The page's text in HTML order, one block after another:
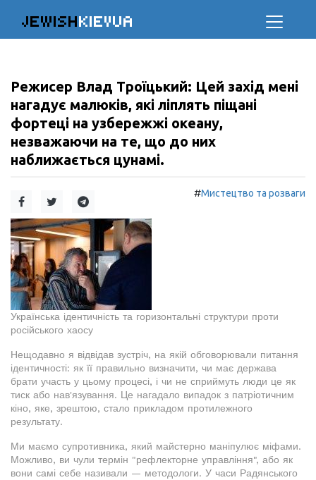
JEWISHKIEVUA
Режисер Влад Троїцький: Цей захід мені
нагадує малюків, які ліплять піщані
фортеці на узбережжі океану,
незважаючи на те, що до них
наближається цунамі.
#Мистецтво та розваги
Українська ідентичність та горизонтальні структури проти
російського хаосу
Нещодавно я відвідав зустріч, на якій обговорювали питання
ідентичності: як її правильно визначити, чи має держава
брати участь у цьому процесі, і чи не сприймуть люди це як
тиск або нав'язування. Це нагадало випадок з патріотичним
кіно, яке, зрештою, стало прикладом протилежного
результату.
Ми маємо супротивника, який майстерно маніпулює міфами.
Можливо, ви чули термін "рефлекторне управління", або як
вони самі себе називали — методологи. У часи Радянського